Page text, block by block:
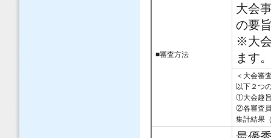
■審査方法
大会
の要
※大
ます
＜大会審
以下２つ
①大会趣
②各審査
集計結果